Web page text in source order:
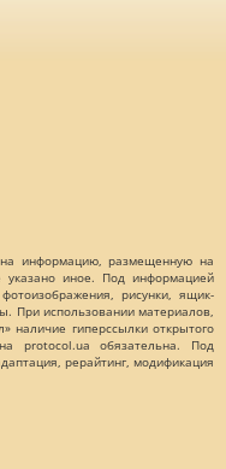
информацию, размещенную на
указано иное. Под информацией
рисунки, ящик-
При использовании материалов,
наличие гиперссылки открытого
protocol.ua обязательна. Под
рерайтинг, модификация